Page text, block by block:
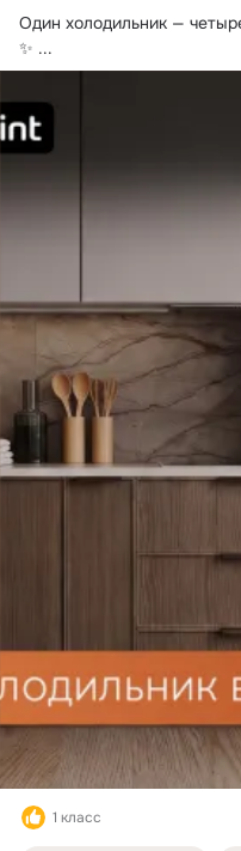
Один холодильник —
✨ ...
1 класс